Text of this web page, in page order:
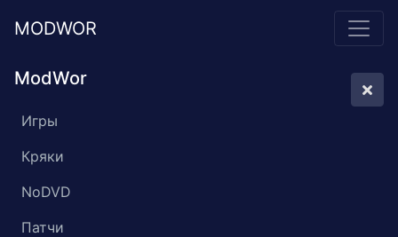
MODWOR
ModWor
Игры
Кряки
NoDVD
Патчи